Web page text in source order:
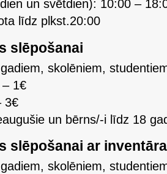
un svētdien): 10:00 –
līdz plkst.20:00
slēpošanai
skolēniem,
1€
3€
un bērns/-i līdz 18
slēpošanai ar
skolēniem,